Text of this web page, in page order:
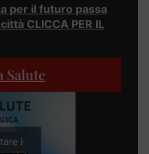
per il futuro passa
CLICCA PER IL
Salute
i